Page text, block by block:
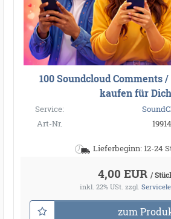
100 Soundcloud Comments
kaufen für Dich
Service:
Art-Nr.
Lieferbeginn: 12-24
4,00 EUR /
inkl. 22% USt. zzgl.
zum